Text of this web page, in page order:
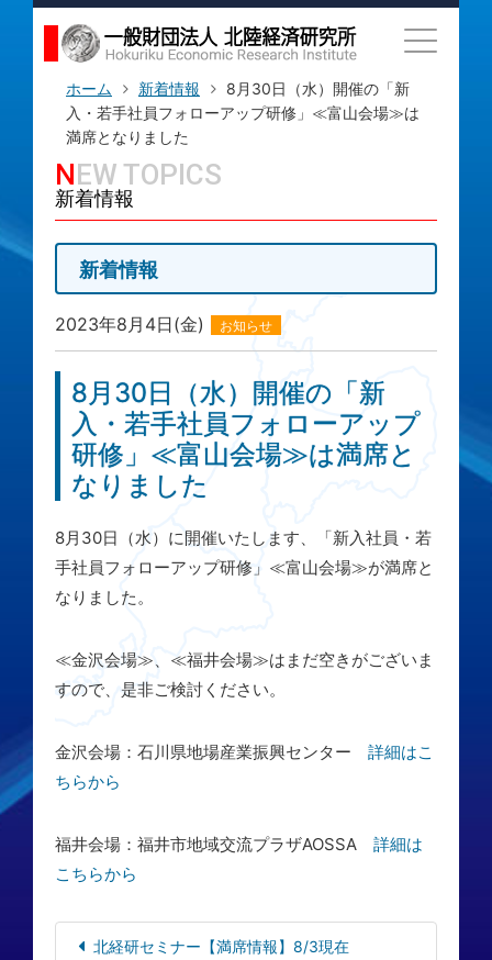
ホーム 新着情報
8月30日（水）開催の「新
入・若手社員フォローアップ研修」≪富山会場≫は
満席となりました
NEW TOPICS
新着情報
新着情報
2023年8月4日(金) お知らせ
8月30日（水）開催の「新
入・若手社員フォローアップ
研修」≪富山会場≫は満席と
なりました
8月30日（水）に開催いたします、「新入社員・若
手社員フォローアップ研修」≪富山会場≫が満席と
なりました。
≪金沢会場≫、≪福井会場≫はまだ空きがございま
すので、是非ご検討ください。
金沢会場：石川県地場産業振興センター 詳細はこ
ちらから
福井会場：福井市地域交流プラザAOSSA 詳細は
こちらから
北経研セミナー【満席情報】8/3現在